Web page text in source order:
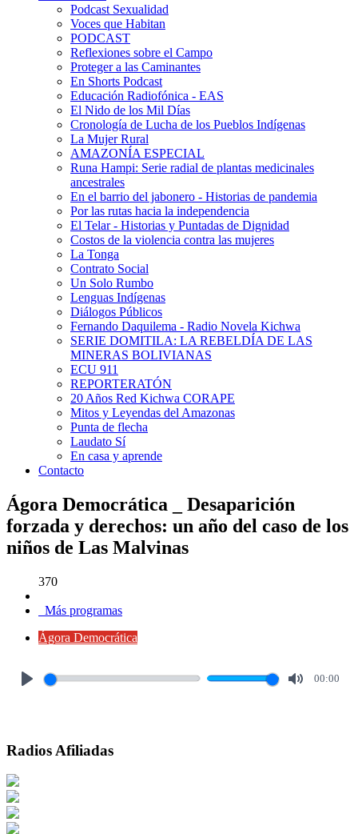
Podcast Sexualidad
Voces que Habitan
PODCAST
Reflexiones sobre el Campo
Proteger a las Caminantes
En Shorts Podcast
Educación Radiofónica - EAS
El Nido de los Mil Días
Cronología de Lucha de los Pueblos Indígenas
La Mujer Rural
AMAZONÍA ESPECIAL
Runa Hampi: Serie radial de plantas medicinales
ancestrales
En el barrio del jabonero - Historias de pandemia
Por las rutas hacia la independencia
El Telar - Historias y Puntadas de Dignidad
Costos de la violencia contra las mujeres
La Tonga
Contrato Social
Un Solo Rumbo
Lenguas Indígenas
Diálogos Públicos
Fernando Daquilema - Radio Novela Kichwa
SERIE DOMITILA: LA REBELDÍA DE LAS
MINERAS BOLIVIANAS
ECU 911
REPORTERATÓN
20 Años Red Kichwa CORAPE
Mitos y Leyendas del Amazonas
Punta de flecha
Laudato Sí
En casa y aprende
Contacto
Ágora Democrática _ Desaparición
forzada y derechos: un año del caso de los
niños de Las Malvinas
370
Más programas
Ágora Democrática
00:00
Radios Afiliadas